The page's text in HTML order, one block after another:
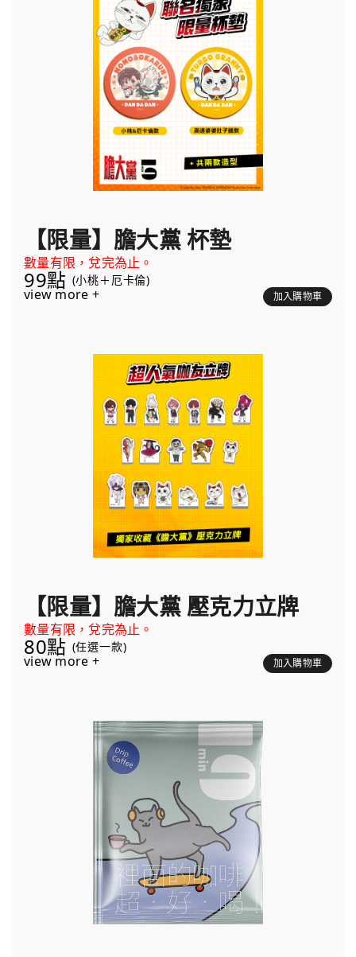
【限量】膽大黨 杯墊
數量有限，兌完為止。
99點 (小桃＋厄卡倫)
view more + 加入購物車
【限量】膽大黨 壓克力立牌
數量有限，兌完為止。
80點 (任選一款)
view more + 加入購物車